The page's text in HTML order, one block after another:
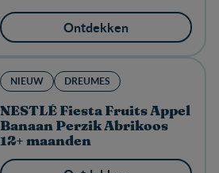
Ontdekken
NIEUW DREUMES
NESTLÉ Fiesta Fruits Appel
Banaan Perzik Abrikoos
12+ maanden